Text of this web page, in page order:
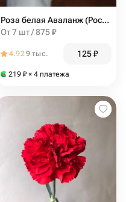
Роза белая Аваланж (Россия)
От 7 шт / 875 ₽
4.929 тыс. 125₽
219 ₽ × 4 платежа